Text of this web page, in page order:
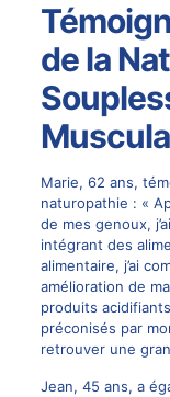
de la
Marie, 62 ans,
naturopathie : «
de mes genoux,
intégrant des
alimentaire, j’ai
amélioration de
produits
préconisés par
retrouver une
Jean, 45 ans, a